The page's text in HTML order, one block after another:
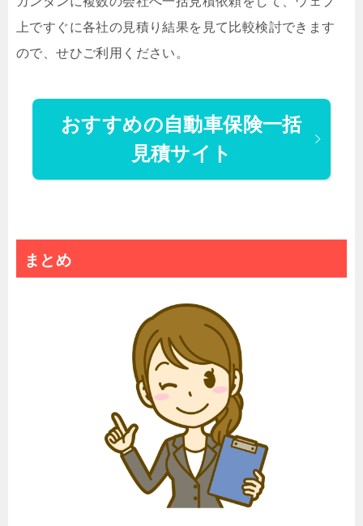
上ですぐに各社の見積り結果を見て比較検討できます
ので、せひご利用ください。
おすすめの自動車保険一括
見積サイト
まとめ